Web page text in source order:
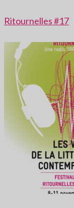
Ritournelles #17